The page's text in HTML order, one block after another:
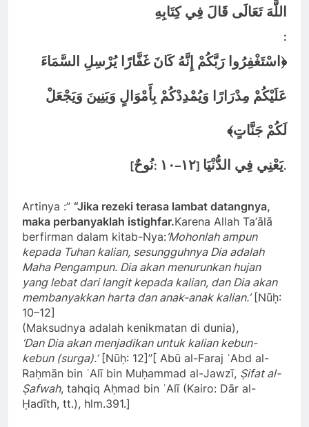
اللَّهَ تَعَالَى قَالَ فِي كِتَابِهِ
:
﴿اسْتَغْفِرُوا رَبَّكُمْ إِنَّهُ كَانَ غَفَّارًا يُرْسِلِ السَّمَاءَ
عَلَيْكُمْ مِدْرَارًا وَيُمْدِدْكُمْ بِأَمْوَالٍ وَبَنِينَ وَيَجْعَلْ
لَكُمْ جَنَّاتٍ﴾
[نُوحٌ: ١٠–١٢] يَعْنِي فِي الدُّنْيَا.
Artinya :” “Jika rezeki terasa lambat datangnya,
maka perbanyaklah istighfar.Karena Allah Ta’ālā
berfirman dalam kitab-Nya:‘Mohonlah ampun
kepada Tuhan kalian, sesungguhnya Dia adalah
Maha Pengampun. Dia akan menurunkan hujan
yang lebat dari langit kepada kalian, dan Dia akan
membanyakkan harta dan anak-anak kalian.’[Nūḥ:
10–12]
(Maksudnya adalah kenikmatan di dunia),
‘Dan Dia akan menjadikan untuk kalian kebun-
kebun (surga).’[Nūḥ: 12]”[ Abū al-Faraj ʿAbd al-
Raḥmān bin ʿAlī bin Muḥammad al-Jawzī, Ṣifat al-
Ṣafwah, tahqiq Aḥmad bin ʿAlī (Kairo: Dār al-
Ḥadīth, tt.), hlm.391.]